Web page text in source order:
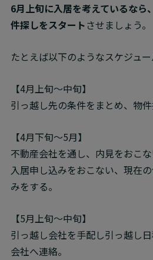
6月上旬に入居を考えているなら
件探しをスタートさせましょう。
たとえば以下のようなスケジュー
【4月上旬～中旬】
引っ越し先の条件をまとめ、物件
【4月下旬～5月】
不動産会社を通し、内見をおこ
入居申し込みをおこない、現在
みをする。
【5月上旬～中旬】
引っ越し会社を手配し引っ越し
会社へ連絡。